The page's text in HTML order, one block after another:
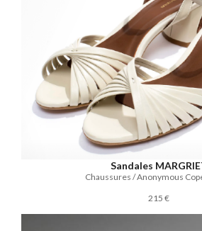
Sandales
Chaussures / Anonymous
215 €